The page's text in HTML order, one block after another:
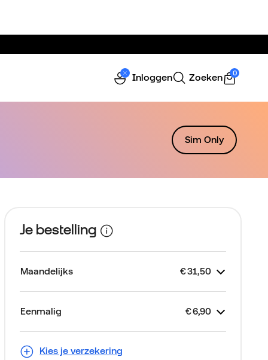
Inloggen Zoeken 0
Sim Only
Je bestelling
Maandelijks €31,50
Eenmalig €6,90
Kies je verzekering